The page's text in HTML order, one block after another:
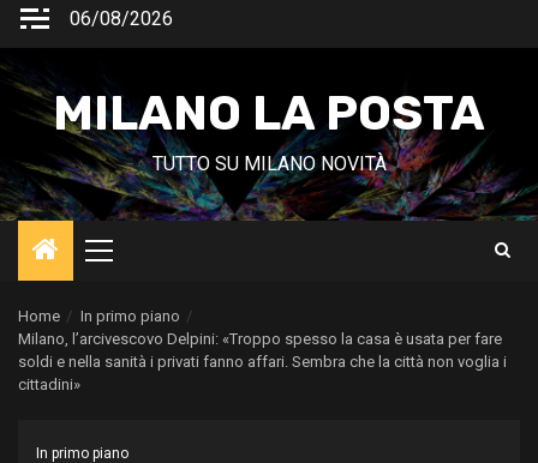
Vai
contenuto
06/08/2026
MILANO LA POSTA
TUTTO SU MILANO NOVITÀ
Menu
Home
In primo piano
Milano, l’arcivescovo Delpini: «Troppo spesso la casa è usata per fare
soldi e nella sanità i privati fanno affari. Sembra che la città non voglia i
cittadini»
In primo piano